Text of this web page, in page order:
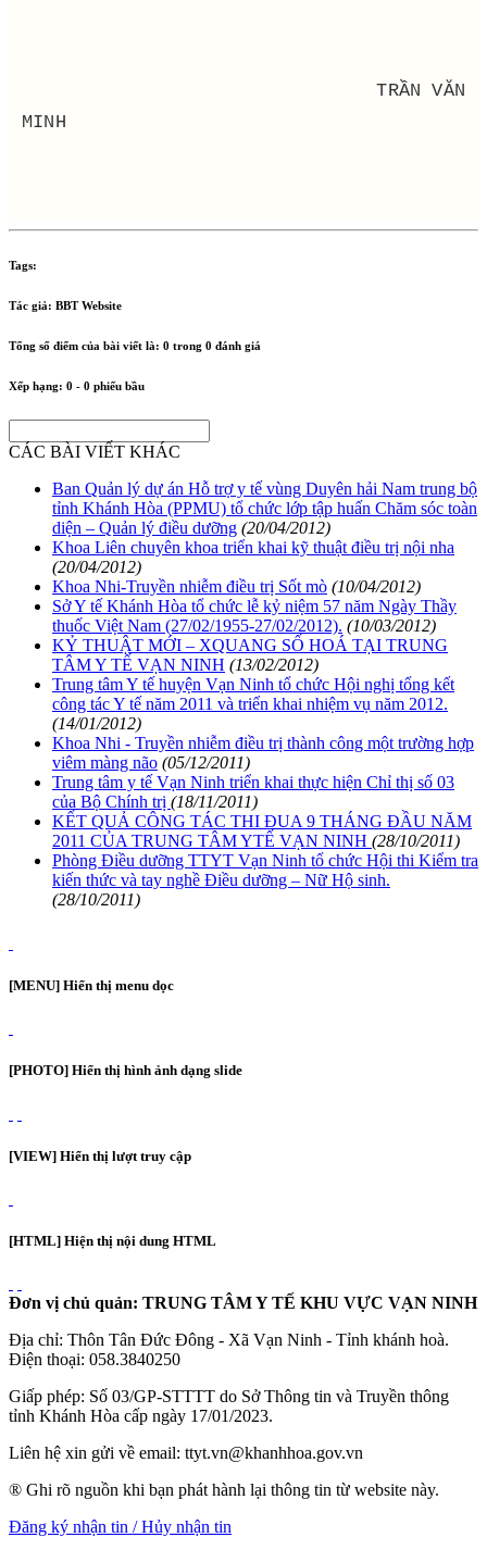
TRẦN VĂN
MINH
Tags:
Tác giả: BBT Website
Tổng số điểm của bài viết là: 0 trong 0 đánh giá
Xếp hạng: 0 - 0 phiếu bầu
CÁC BÀI VIẾT KHÁC
Ban Quản lý dự án Hỗ trợ y tế vùng Duyên hải Nam trung bộ
tỉnh Khánh Hòa (PPMU) tổ chức lớp tập huấn Chăm sóc toàn
diện – Quản lý điều dưỡng (20/04/2012)
Khoa Liên chuyên khoa triển khai kỹ thuật điều trị nội nha
(20/04/2012)
Khoa Nhi-Truyền nhiễm điều trị Sốt mò (10/04/2012)
Sở Y tế Khánh Hòa tổ chức lễ kỷ niệm 57 năm Ngày Thầy
thuốc Việt Nam (27/02/1955-27/02/2012). (10/03/2012)
KỶ THUẬT MỚI – XQUANG SỐ HOÁ TẠI TRUNG
TÂM Y TẾ VẠN NINH (13/02/2012)
Trung tâm Y tế huyện Vạn Ninh tổ chức Hội nghị tổng kết
công tác Y tế năm 2011 và triển khai nhiệm vụ năm 2012.
(14/01/2012)
Khoa Nhi - Truyền nhiễm điều trị thành công một trường hợp
viêm màng não (05/12/2011)
Trung tâm y tế Vạn Ninh triển khai thực hiện Chỉ thị số 03
của Bộ Chính trị (18/11/2011)
KẾT QUẢ CÔNG TÁC THI ĐUA 9 THÁNG ĐẦU NĂM
2011 CỦA TRUNG TÂM YTẾ VẠN NINH (28/10/2011)
Phòng Điều dưỡng TTYT Vạn Ninh tổ chức Hội thi Kiểm tra
kiến thức và tay nghề Điều dưỡng – Nữ Hộ sinh.
(28/10/2011)
[MENU] Hiển thị menu dọc
[PHOTO] Hiển thị hình ảnh dạng slide
[VIEW] Hiển thị lượt truy cập
[HTML] Hiện thị nội dung HTML
Đơn vị chủ quản: TRUNG TÂM Y TẾ KHU VỰC VẠN NINH
Địa chỉ: Thôn Tân Đức Đông - Xã Vạn Ninh - Tỉnh khánh hoà.
Điện thoại: 058.3840250
Giấp phép: Số 03/GP-STTTT do Sở Thông tin và Truyền thông
tỉnh Khánh Hòa cấp ngày 17/01/2023.
Liên hệ xin gửi về email: ttyt.vn@khanhhoa.gov.vn
® Ghi rõ nguồn khi bạn phát hành lại thông tin từ website này.
Đăng ký nhận tin / Hủy nhận tin